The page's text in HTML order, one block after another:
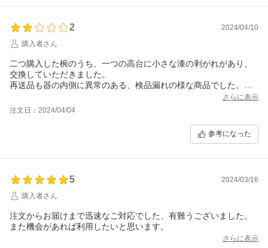
2
2024/04/10
購入者さん
二つ購入した椀のうち、一つの高台に小さな漆の剥がれがあり、
交換していただきました。
再送品も器の内側に異常のある、検品漏れの様な商品でした。
さらに表示
注文日：2024/04/04
参考になった
5
2024/03/16
購入者さん
注文からお届けまで迅速なご対応でした、有難うございました。
また機会があれば利用したいと思います。
さらに表示